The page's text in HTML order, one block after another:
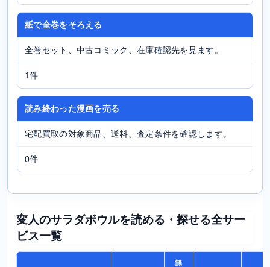
紙で全巻をそろえる
全巻セット、中古コミック、在庫確認先を見ます。
1件
読み終わった漫画を売る
宅配買取の対象商品、送料、査定条件を確認します。
0件
変人のサラダボウルを読める・探せる全サー
ビス一覧
無